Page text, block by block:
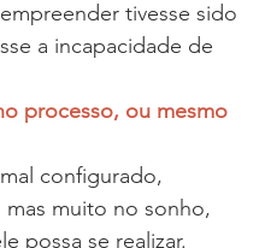
tivesse sido
a incapacidade de
processo, ou mesmo
configurado,
muito no sonho,
possa se realizar.